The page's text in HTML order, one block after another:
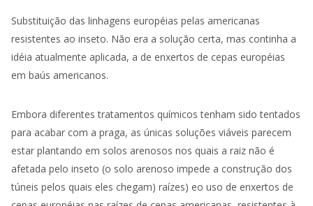
Substituição das linhagens européias pelas americanas
resistentes ao inseto. Não era a solução certa, mas continha a
idéia atualmente aplicada, a de enxertos de cepas européias
em baús americanos.
Embora diferentes tratamentos químicos tenham sido tentados
para acabar com a praga, as únicas soluções viáveis ​​parecem
estar plantando em solos arenosos nos quais a raiz não é
afetada pelo inseto (o solo arenoso impede a construção dos
túneis pelos quais eles chegam) raízes) eo uso de enxertos de